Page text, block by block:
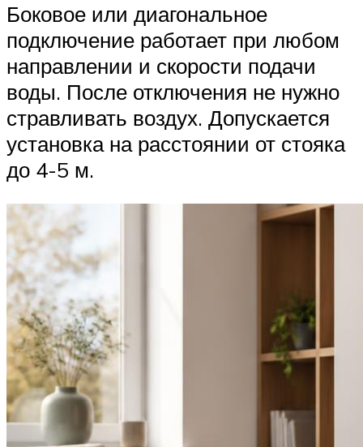
Боковое или диагональное
подключение работает при любом
направлении и скорости подачи
воды. После отключения не нужно
стравливать воздух. Допускается
установка на расстоянии от стояка
до 4-5 м.